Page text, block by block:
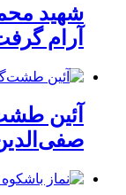
شهید
آرام
آئین